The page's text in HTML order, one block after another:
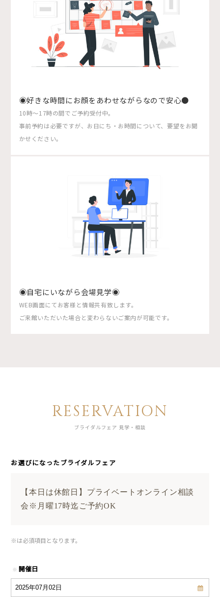
◉好きな時間にお顔をあわせながらなので安心●
10時〜17時の間でご予約受付中。
事前予約は必要ですが、お日にち・お時間について、要望をお聞
かせください。
◉自宅にいながら会場見学◉
WEB画面にてお客様と情報共有致します。
ご来館いただいた場合と変わらないご案内が可能です。
RESERVATION
ブライダルフェア 見学・相談
お選びになったブライダルフェア
【本日は休館日】プライベートオンライン相談
会※月曜17時迄ご予約OK
※は必須項目となります。
※ 開催日